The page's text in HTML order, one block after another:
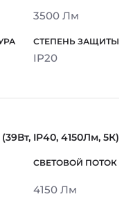
3500 Лм
IP20
IP40, 4150Лм, 5К)
4150 Лм